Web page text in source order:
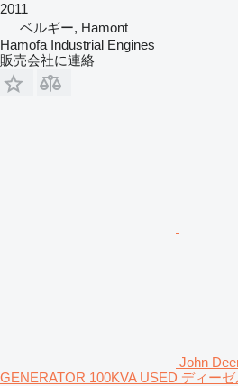
2011
ベルギー, Hamont
Hamofa Industrial Engines
販売会社に連絡
John
GENERATOR 100KVA USED ディー